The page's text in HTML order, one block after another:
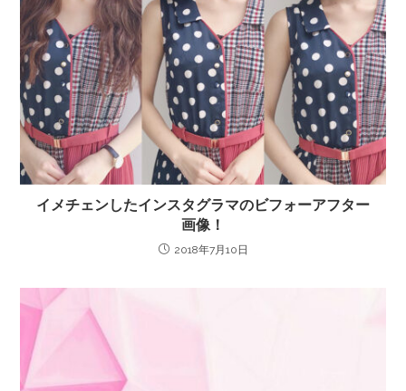
イメチェンしたインスタグラマのビフォーアフター
画像！
2018年7月10日